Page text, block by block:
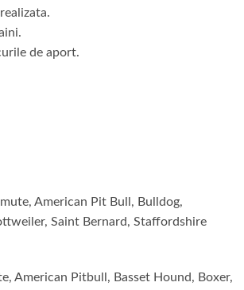
de aport.
American Pit Bull, Bulldog,
Saint Bernard, Staffordshire
American Pitbull, Basset Hound, Boxer,